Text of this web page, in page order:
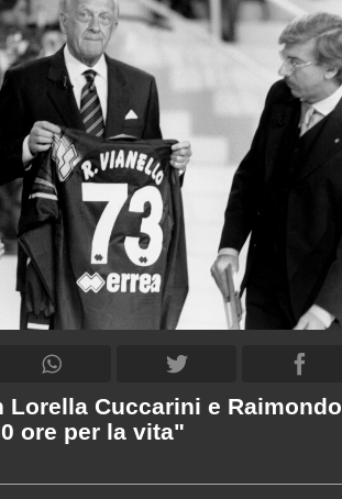
Lorella Cuccarini e Raimondo
ore per la vita"